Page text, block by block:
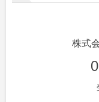
株式